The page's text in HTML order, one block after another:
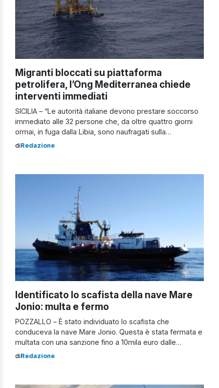
Migranti bloccati su piattaforma
petrolifera, l’Ong Mediterranea chiede
interventi immediati
SICILIA – “Le autorità italiane devono prestare soccorso
immediato alle 32 persone che, da oltre quattro giorni
ormai, in fuga dalla Libia, sono naufragati sulla
piattaforma petrolifera Miskar, di proprietà della
affermato la Ong Mediterranea Saving Humans in merito
diRedazione
Identificato lo scafista della nave Mare
Jonio: multa e fermo
POZZALLO – È stato individuato lo scafista che
conduceva la nave Mare Jonio. Questa è stata fermata e
multata con una sanzione fino a 10mila euro dalle
Autorità. Secondo quando si apprende, gli operatori della
sbarca al porto di Pozzallo Qualche […]
diRedazione